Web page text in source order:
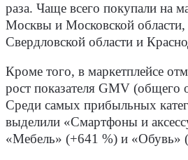
раза. Чаще всего покупали на
Москвы и Московской области,
Свердловской области и
Кроме того, в маркетплейсе
рост показателя GMV (общего
Среди самых прибыльных
выделили «Смартфоны и
«Мебель» (+641 %) и «Обувь»